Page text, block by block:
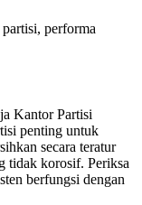
performa
Kantor Partisi
penting untuk
secara teratur
tidak korosif. Periksa
berfungsi dengan